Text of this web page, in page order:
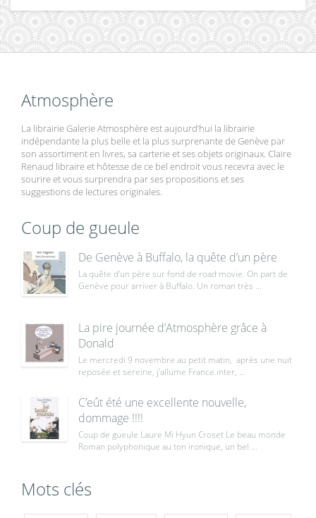
Atmosphère
La librairie Galerie Atmosphère est aujourd’hui la librairie
indépendante la plus belle et la plus surprenante de Genève par
son assortiment en livres, sa carterie et ses objets originaux. Claire
Renaud libraire et hôtesse de ce bel endroit vous recevra avec le
sourire et vous surprendra par ses propositions et ses
suggestions de lectures originales.
Coup de gueule
De Genève à Buffalo, la quête d’un père
La quête d’un père sur fond de road movie. On part de
Genève pour arriver à Buffalo. Un roman très ...
La pire journée d’Atmosphère grâce à
Donald
Le mercredi 9 novembre au petit matin, après une nuit
reposée et sereine, j’allume France inter, ...
C’eût été une excellente nouvelle,
dommage !!!!
Coup de gueule Laure Mi Hyun Croset Le beau monde
Roman polyphonique au ton ironique, un bel ...
Mots clés